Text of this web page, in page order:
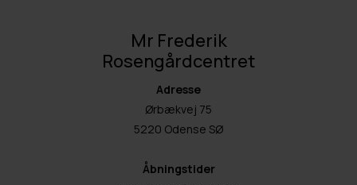
Mr Frederik
Rosengårdcentret
Adresse
Ørbækvej 75
5220 Odense SØ
Åbningstider